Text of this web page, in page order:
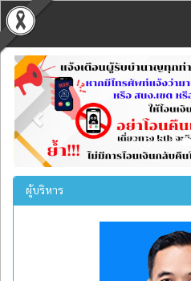
Previous
ผู้บริหาร